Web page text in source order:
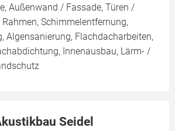
Außenwand / Fassade, Türen /
Schimmelentfernung,
Algensanierung, Flachdacharbeiten,
Innenausbau, Lärm- /
Seidel